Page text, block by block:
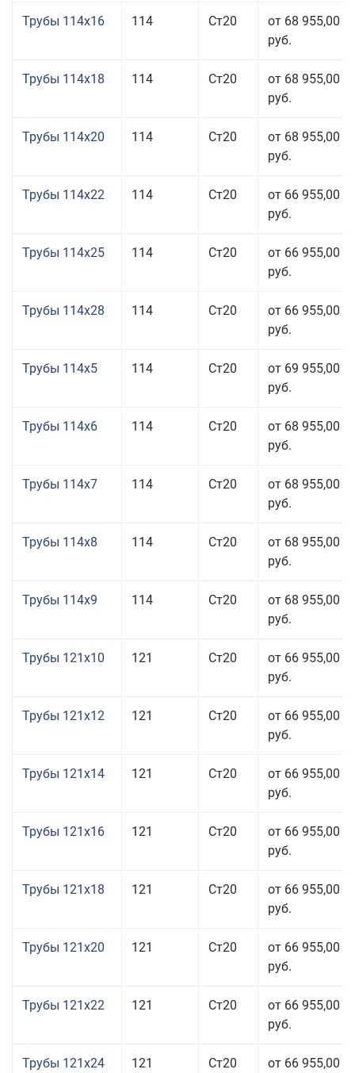
Трубы 114x16 114 Ст20
от 68 955,00
руб.
Трубы 114x18 114 Ст20
от 68 955,00
руб.
Трубы 114x20 114 Ст20
от 68 955,00
руб.
Трубы 114x22 114 Ст20
от 66 955,00
руб.
Трубы 114x25 114 Ст20
от 66 955,00
руб.
Трубы 114x28 114 Ст20
от 66 955,00
руб.
Трубы 114x5 114 Ст20
от 69 955,00
руб.
Трубы 114x6 114 Ст20
от 68 955,00
руб.
Трубы 114x7 114 Ст20
от 68 955,00
руб.
Трубы 114x8 114 Ст20
от 68 955,00
руб.
Трубы 114x9 114 Ст20
от 68 955,00
руб.
Трубы 121x10 121 Ст20
от 66 955,00
руб.
Трубы 121x12 121 Ст20
от 66 955,00
руб.
Трубы 121x14 121 Ст20
от 66 955,00
руб.
Трубы 121x16 121 Ст20
от 66 955,00
руб.
Трубы 121x18 121 Ст20
от 66 955,00
руб.
Трубы 121x20 121 Ст20
от 66 955,00
руб.
Трубы 121x22 121 Ст20
от 66 955,00
руб.
Трубы 121x24 121 Ст20 от 66 955,00